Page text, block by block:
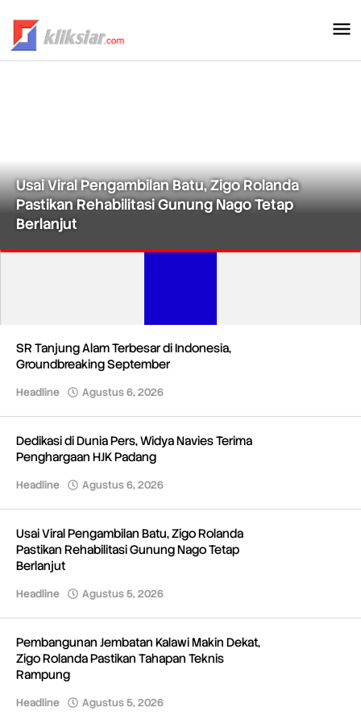
konten
Usai Viral Pengambilan Batu, Zigo Rolanda
Pastikan Rehabilitasi Gunung Nago Tetap
Berlanjut
Kliksiar.com
SR Tanjung Alam Terbesar di Indonesia,
Groundbreaking September
Headline Agustus 6, 2026
Dedikasi di Dunia Pers, Widya Navies Terima
Penghargaan HJK Padang
Headline Agustus 6, 2026
Usai Viral Pengambilan Batu, Zigo Rolanda
Pastikan Rehabilitasi Gunung Nago Tetap
Berlanjut
Headline Agustus 5, 2026
Pembangunan Jembatan Kalawi Makin Dekat,
Zigo Rolanda Pastikan Tahapan Teknis
Rampung
Headline Agustus 5, 2026